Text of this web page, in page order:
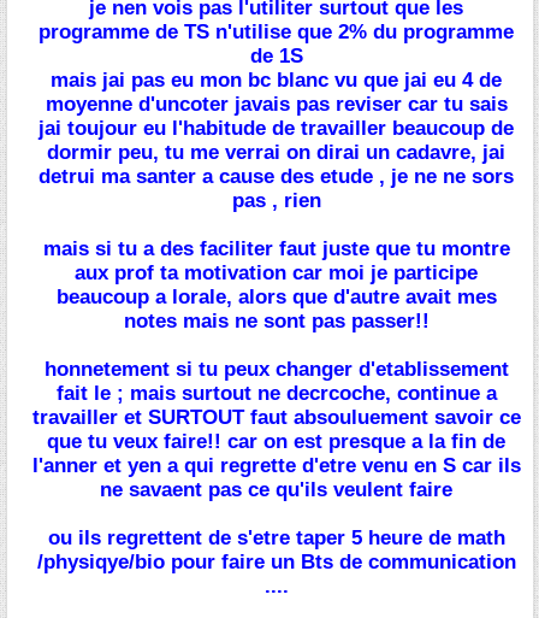
je nen vois pas l'utiliter surtout que les
programme de TS n'utilise que 2% du programme
de 1S
mais jai pas eu mon bc blanc vu que jai eu 4 de
moyenne d'uncoter javais pas reviser car tu sais
jai toujour eu l'habitude de travailler beaucoup de
dormir peu, tu me verrai on dirai un cadavre, jai
detrui ma santer a cause des etude , je ne ne sors
pas , rien
mais si tu a des faciliter faut juste que tu montre
aux prof ta motivation car moi je participe
beaucoup a lorale, alors que d'autre avait mes
notes mais ne sont pas passer!!
honnetement si tu peux changer d'etablissement
fait le ; mais surtout ne decrcoche, continue a
travailler et SURTOUT faut absouluement savoir ce
que tu veux faire!! car on est presque a la fin de
l'anner et yen a qui regrette d'etre venu en S car ils
ne savaent pas ce qu'ils veulent faire
ou ils regrettent de s'etre taper 5 heure de math
/physiqye/bio pour faire un Bts de communication
....